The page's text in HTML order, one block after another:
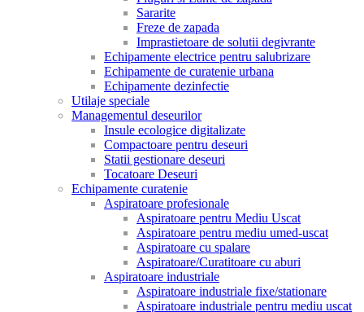
Sararite
Freze de zapada
Imprastietoare de solutii degivrante
Echipamente electrice pentru salubrizare
Echipamente de curatenie urbana
Echipamente dezinfectie
Utilaje speciale
Managementul deseurilor
Insule ecologice digitalizate
Compactoare pentru deseuri
Statii gestionare deseuri
Tocatoare Deseuri
Echipamente curatenie
Aspiratoare profesionale
Aspiratoare pentru Mediu Uscat
Aspiratoare pentru mediu umed-uscat
Aspiratoare cu spalare
Aspiratoare/Curatitoare cu aburi
Aspiratoare industriale
Aspiratoare industriale fixe/stationare
Aspiratoare industriale pentru mediu uscat